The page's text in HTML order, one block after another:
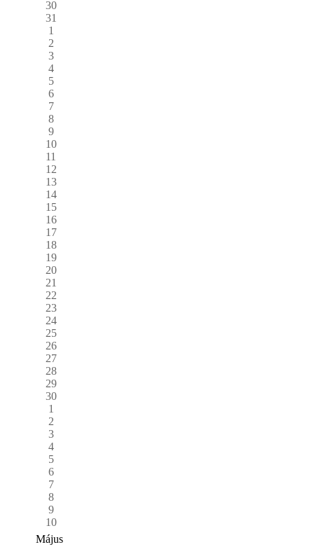
30
31
1
2
3
4
5
6
7
8
9
10
11
12
13
14
15
16
17
18
19
20
21
22
23
24
25
26
27
28
29
30
1
2
3
4
5
6
7
8
9
10
Május